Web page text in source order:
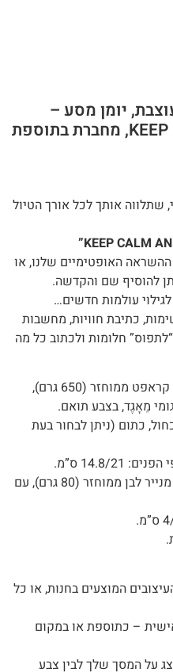
יומן מסע –
KEEP CALM AND TRAVEL ON, מחברת בתוספת
אותך לכל אורך הטיול
(650 גרם),
מֵאָגֶד, בצבע תואם.
כתום (ניתן לבחור בעת
כ-70 דפי פנים עם שורות לכתיבה, מנייר לבן ממוחזר (80 גרם), עם
‬להוסיף‭ ‬שם‭,‬ תאריך, ‬הקדשה‭ ‬אישית – כתוספת או במקום